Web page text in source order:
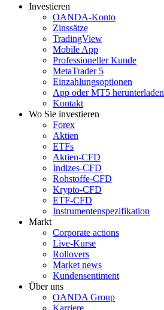
Investieren
OANDA-Konto
Zinssätze
TradingView
Mobile App
Professioneller Kunde
MetaTrader 5
Einzahlungsoptionen
App oder MT5 herunterladen
Kontakt
Wo Sie investieren
Forex
Aktien
ETFs
Aktien-CFD
Indizes-CFD
Rohstoffe-CFD
Krypto-CFD
ETF-CFD
Instrumentenspezifikation
Markt
Corporate actions
Live-Kurse
Rollovers
Market news
Kundensentiment
Über uns
OANDA Group
Karriere